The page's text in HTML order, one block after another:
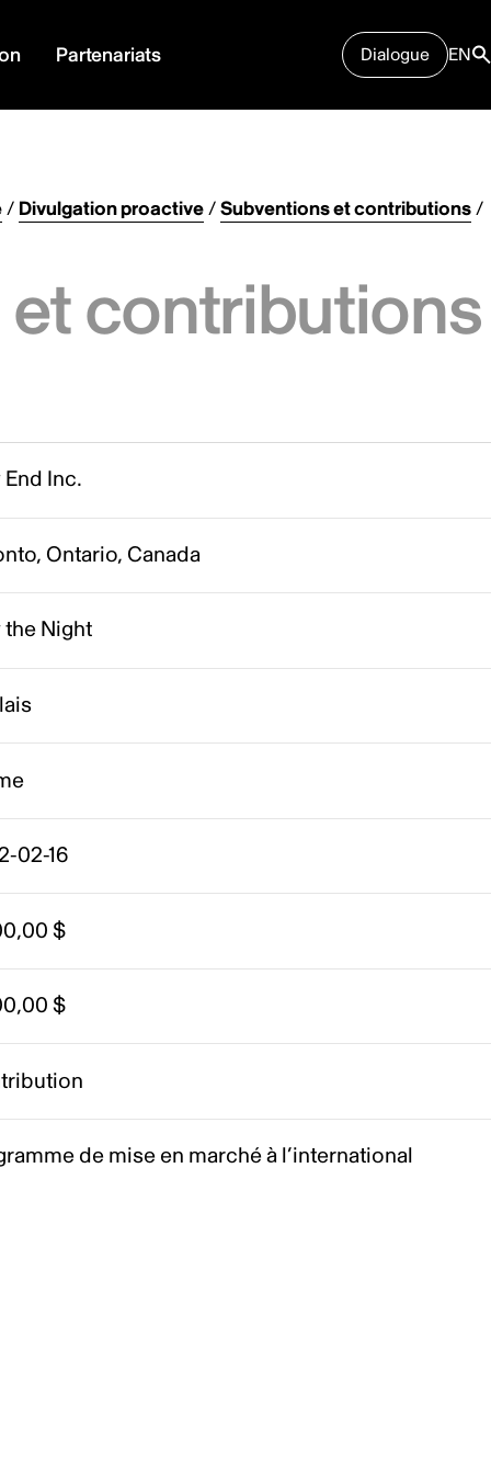
Partenariats Dialogue EN
/ Divulgation proactive/Subventions et contributions/
contributions
End Inc.
Ontario, Canada
the Night
02-16
$
$
de mise en marché à l’international